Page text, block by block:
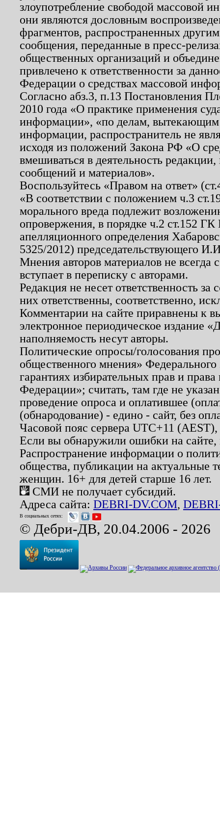
злоупотребление свободой массовой
они являются дословным
фрагментов, распространенных
сообщения, переданные в пресс-
общественных организаций и
привлечено к ответственности за
Федерации о средствах массовой
Согласно абз.3, п.13 Постановления
2010 года «О практике применения
информации», «по делам, вытекающим
информации, распространитель не
исходя из положений Закона РФ «О
вмешиваться в деятельность
сообщений и материалов».
Воспользуйтесь «Правом на ответ»
«В соответствии с положением ч.3
морального вреда подлежит
опровержения, в порядке ч.2 ст.152
апелляционного определения
5325/2012) председательствующего
Мнения авторов материалов не
вступает в переписку с авторами.
Редакция не несет ответственность
них ответственны, соответственно,
Комментарии на сайте приравнены к
электронное периодическое издание
наполняемость несут авторы.
Политические опросы/голосования
общественного мнения»
гарантиях избирательных прав и
Федерации»; считать, там где не
проведение опроса и оплатившее
(обнародование) - едино - сайт, без
Часовой пояс сервера UTC+11
Если вы обнаружили ошибки на
Распространение информации о
общества, публикации на актуальные
женщин. 16+ для детей старше 16 лет.
СМИ не получает субсидий.
Адреса сайта: DEBRI-DV.COM,
В социальных сетях:
© Дебри-ДВ, 20.04.2006 - 2026